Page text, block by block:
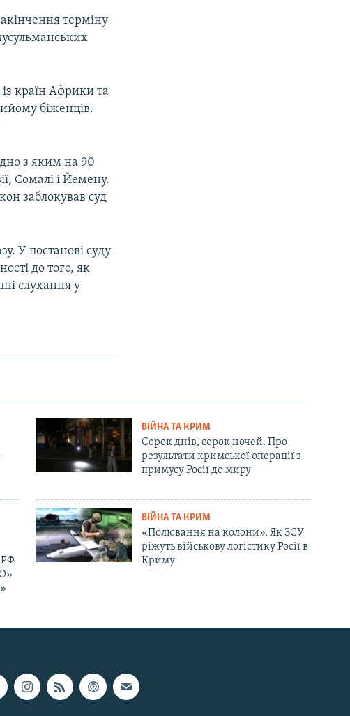
терміну
країн Африки та
біженців.
з яким на 90
Сомалі і Йемену.
заблокував суд
У постанові суду
до того, як
слухання у
ВІЙНА ТА КРИМ
Сорок днів, сорок ночей. Про
результати кримської операції з
примусу Росії до миру
РФ
ВІЙНА ТА КРИМ
«Полювання на колони». Як ЗСУ
ріжуть військову логістику Росії в
Криму